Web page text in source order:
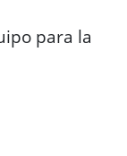
para la